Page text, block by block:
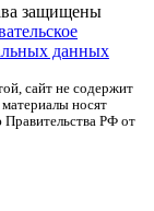
защищены
данных
сайт не содержит
носят
РФ от